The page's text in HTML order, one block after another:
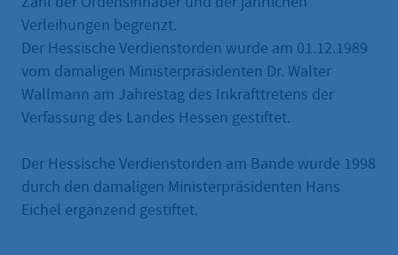
Verleihungen begrenzt.
Der Hessische Verdienstorden wurde am 01.12.1989
vom damaligen Ministerpräsidenten Dr. Walter
Wallmann am Jahrestag des Inkrafttretens der
Verfassung des Landes Hessen gestiftet.
Der Hessische Verdienstorden am Bande wurde 1998
durch den damaligen Ministerpräsidenten Hans
Eichel ergänzend gestiftet.